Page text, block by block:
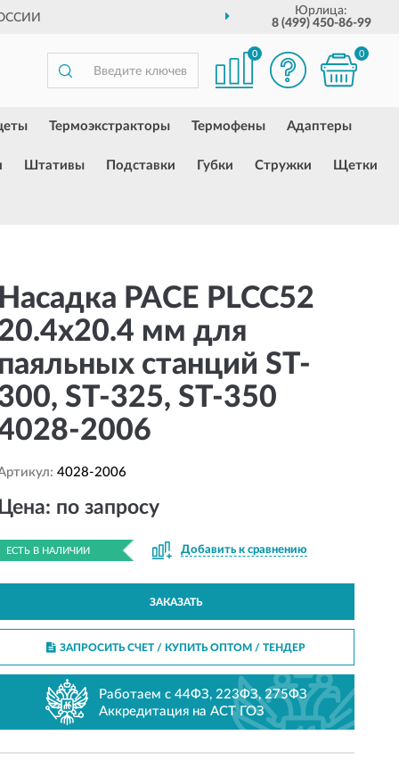
Юрлица:
8 (499) 450-86-99
0 0
Термоэкстракторы Термофены Адаптеры
Штативы Подставки Губки Стружки Щетки
Насадка PACE PLCC52
мм для
паяльных станций ST-
ST-325, ST-350
2006
4028-2006
Цена: по запросу
ЕСТЬ В НАЛИЧИИ Добавить к сравнению
ЗАКАЗАТЬ
ЗАПРОСИТЬ СЧЕТ / КУПИТЬ ОПТОМ/ ТЕНДЕР
Работаем с 44ФЗ, 223ФЗ, 275ФЗ
Аккредитация на АСТ ГОЗ